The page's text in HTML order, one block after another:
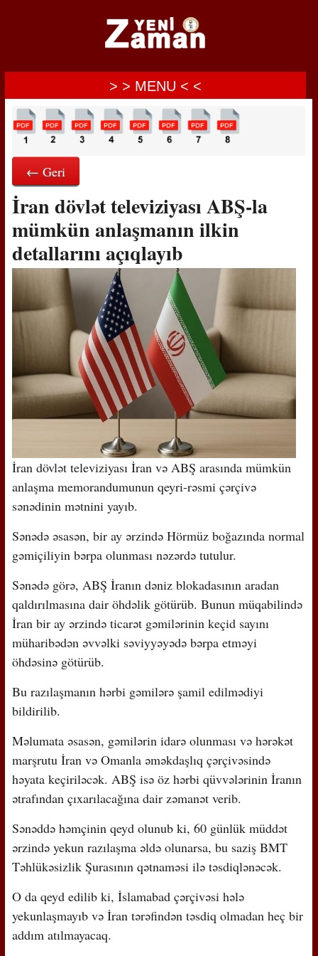
> > MENU < <
← Geri
İran dövlət televiziyası ABŞ-la
mümkün anlaşmanın ilkin
detallarını açıqlayıb
İran dövlət televiziyası İran və ABŞ arasında mümkün
anlaşma memorandumunun qeyri-rəsmi çərçivə
sənədinin mətnini yayıb.
Sənədə əsasən, bir ay ərzində Hörmüz boğazında normal
gəmiçiliyin bərpa olunması nəzərdə tutulur.
Sənədə görə, ABŞ İranın dəniz blokadasının aradan
qaldırılmasına dair öhdəlik götürüb. Bunun müqabilində
İran bir ay ərzində ticarət gəmilərinin keçid sayını
müharibədən əvvəlki səviyyəyədə bərpa etməyi
öhdəsinə götürüb.
Bu razılaşmanın hərbi gəmilərə şamil edilmədiyi
bildirilib.
Məlumata əsasən, gəmilərin idarə olunması və hərəkət
marşrutu İran və Omanla əməkdaşlıq çərçivəsində
həyata keçiriləcək. ABŞ isə öz hərbi qüvvələrinin İranın
ətrafından çıxarılacağına dair zəmanət verib.
Sənəddə həmçinin qeyd olunub ki, 60 günlük müddət
ərzində yekun razılaşma əldə olunarsa, bu saziş BMT
Təhlükəsizlik Şurasının qətnaməsi ilə təsdiqlənəcək.
O da qeyd edilib ki, İslamabad çərçivəsi hələ
yekunlaşmayıb və İran tərəfindən təsdiq olmadan heç bir
addım atılmayacaq.